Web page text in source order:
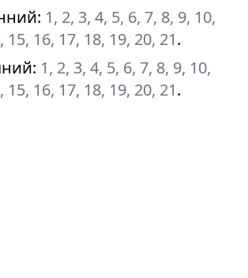
: 1, 2, 3, 4, 5, 6, 7, 8, 9, 10,
15, 16, 17, 18, 19, 20, 21.
: 1, 2, 3, 4, 5, 6, 7, 8, 9, 10,
15, 16, 17, 18, 19, 20, 21.